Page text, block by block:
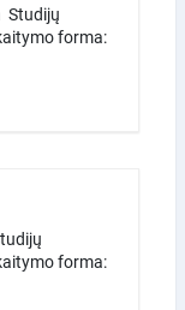
Studijų
forma:
forma: